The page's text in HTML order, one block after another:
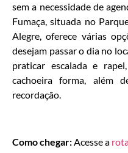
sem a necessidade de
Fumaça, situada no
Alegre, oferece várias
desejam passar o dia no
praticar escalada e
cachoeira forma, além
recordação.
Como chegar:Acesse a